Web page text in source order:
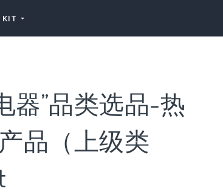
器”品类选品-热
品（上级类